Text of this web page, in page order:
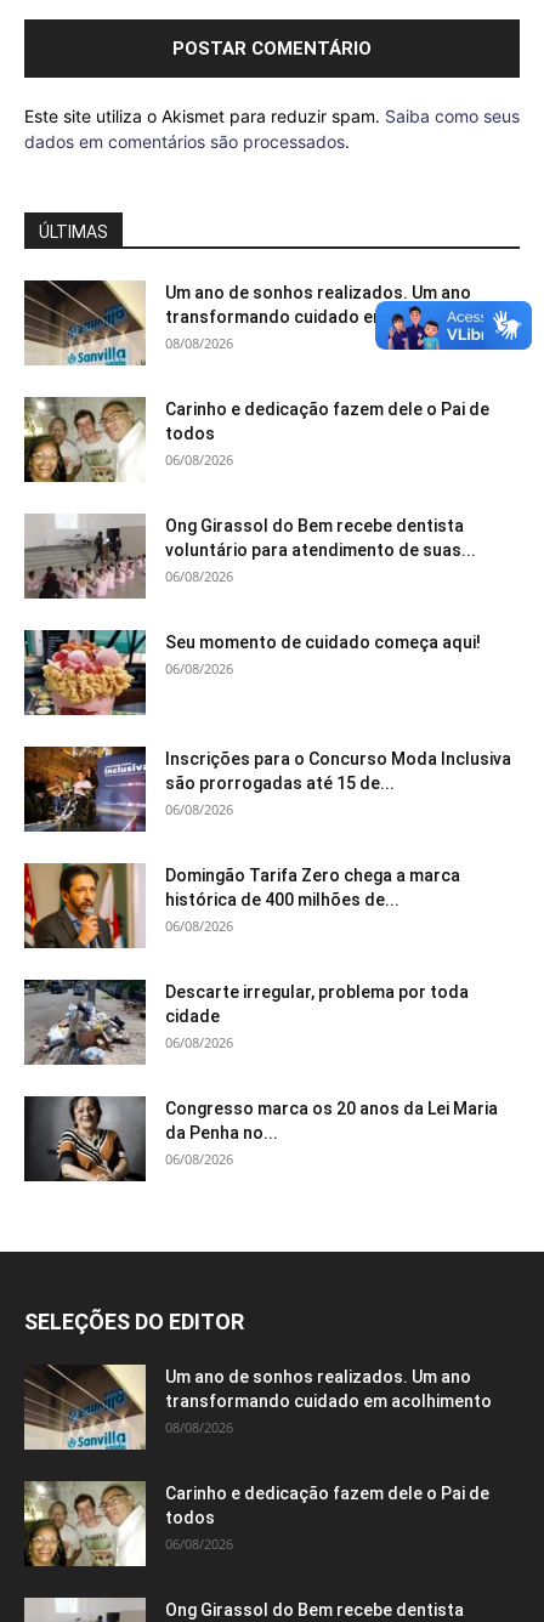
Este site utiliza o Akismet para reduzir spam. Saiba como seus
dados em comentários são processados.
ÚLTIMAS
Um ano de sonhos realizados. Um ano
transformando cuidado em acolhimento
08/08/2026
Carinho e dedicação fazem dele o Pai de
todos
06/08/2026
Ong Girassol do Bem recebe dentista
voluntário para atendimento de suas...
06/08/2026
Seu momento de cuidado começa aqui!
06/08/2026
Inscrições para o Concurso Moda Inclusiva
são prorrogadas até 15 de...
06/08/2026
Domingão Tarifa Zero chega a marca
histórica de 400 milhões de...
06/08/2026
Descarte irregular, problema por toda
cidade
06/08/2026
Congresso marca os 20 anos da Lei Maria
da Penha no...
06/08/2026
SELEÇÕES DO EDITOR
Um ano de sonhos realizados. Um ano
transformando cuidado em acolhimento
08/08/2026
Carinho e dedicação fazem dele o Pai de
todos
06/08/2026
Ong Girassol do Bem recebe dentista